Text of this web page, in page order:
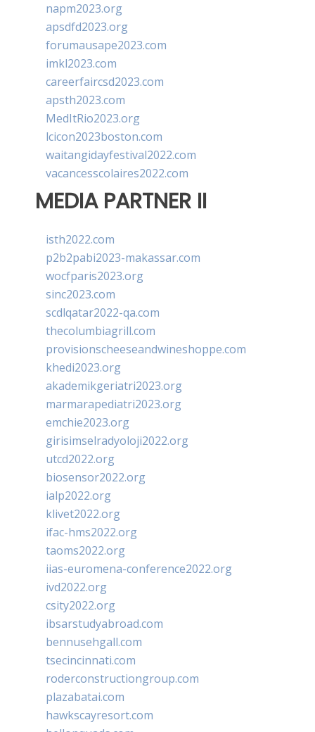
napm2023.org
apsdfd2023.org
forumausape2023.com
imkl2023.com
careerfaircsd2023.com
apsth2023.com
MedItRio2023.org
lcicon2023boston.com
waitangidayfestival2022.com
vacancesscolaires2022.com
MEDIA PARTNER II
isth2022.com
p2b2pabi2023-makassar.com
wocfparis2023.org
sinc2023.com
scdlqatar2022-qa.com
thecolumbiagrill.com
provisionscheeseandwineshoppe.com
khedi2023.org
akademikgeriatri2023.org
marmarapediatri2023.org
emchie2023.org
girisimselradyoloji2022.org
utcd2022.org
biosensor2022.org
ialp2022.org
klivet2022.org
ifac-hms2022.org
taoms2022.org
iias-euromena-conference2022.org
ivd2022.org
csity2022.org
ibsarstudyabroad.com
bennusehgall.com
tsecincinnati.com
roderconstructiongroup.com
plazabatai.com
hawkscayresort.com